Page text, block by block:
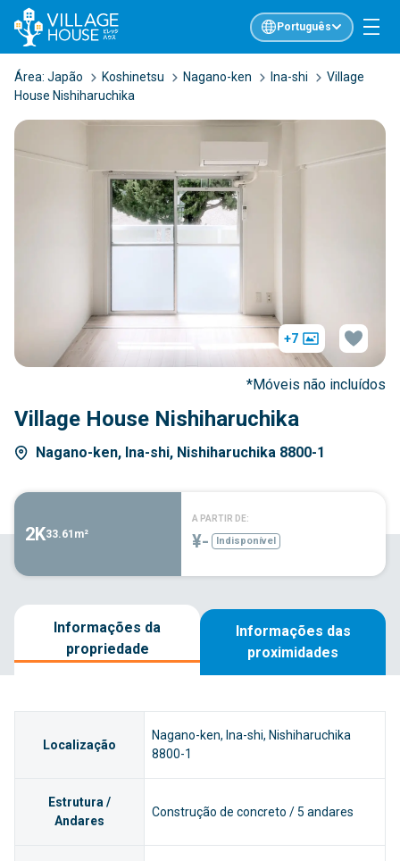
Português
Área: Japão Koshinetsu Nagano-ken Ina-shi
Village
House Nishiharuchika
Village House Nishiharuchika
Nagano-ken, Ina-shi, Nishiharuchika 8800-1
+7
*Móveis não incluídos
2K33.61m²
A PARTIR DE:
¥- Indisponível
Informações da
propriedade
Informações das
proximidades
Localização
Nagano-ken, Ina-shi, Nishiharuchika
8800-1
Estrutura /
Andares
Construção de concreto / 5 andares